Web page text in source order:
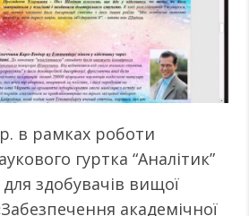
в рамках роботи
гуртка “Аналітик”
здобувачів вищої
академічної